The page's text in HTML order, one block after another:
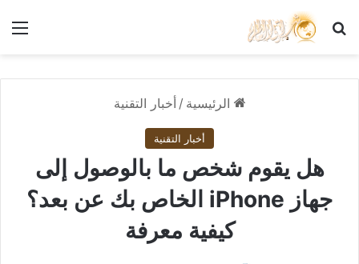
بحث عن
الرئيسية / أخبار التقنية
أخبار التقنية
هل يقوم شخص ما بالوصول إلى
جهاز iPhone الخاص بك عن بعد؟
كيفية معرفة